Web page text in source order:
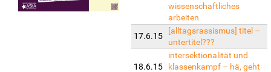
wissenschaftliches
arbeiten
17.6.15
[alltagsrassismus] titel –
untertitel???
18.6.15
intersektionalität und
klassenkampf – hä, geht